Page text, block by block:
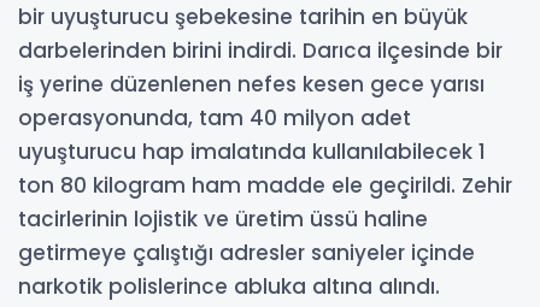
bir uyuşturucu şebekesine tarihin en büyük
darbelerinden birini indirdi. Darıca ilçesinde bir
iş yerine düzenlenen nefes kesen gece yarısı
operasyonunda, tam 40 milyon adet
uyuşturucu hap imalatında kullanılabilecek 1
ton 80 kilogram ham madde ele geçirildi. Zehir
tacirlerinin lojistik ve üretim üssü haline
getirmeye çalıştığı adresler saniyeler içinde
narkotik polislerince abluka altına alındı.